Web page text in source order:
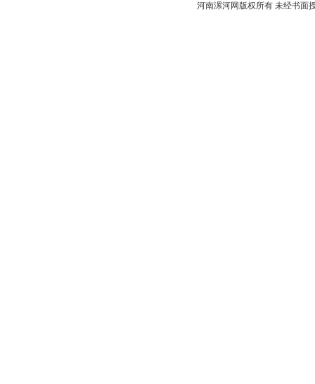
河南漯河网版权所有 未经书面